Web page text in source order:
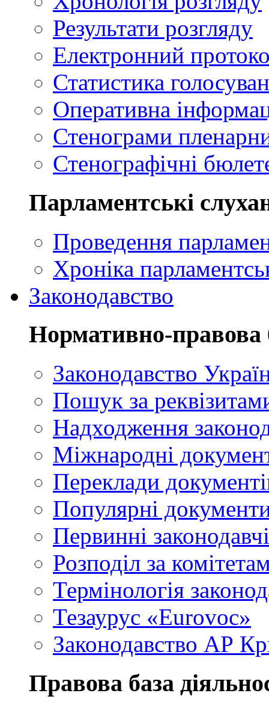
Результати розгляду
Електронний
Статистика
Оперативна
Стенограми
Стенографічні
Парламентські
Проведення
Хроніка
Законодавство
Нормативно-правова
Законодавство
Пошук за
Надходження
Міжнародні
Переклади
Популярні
Первинні
Розподіл за
Термінологія
Тезаурус «Eurovoc»
Законодавство АР
Правова база